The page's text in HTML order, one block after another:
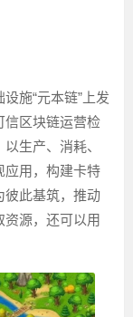
施“元本链”上发
信区块链运营检
生产、消耗、
应用，构建卡特
彼此基筑，推动
源，还可以用